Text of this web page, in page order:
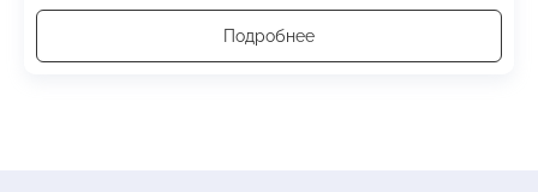
Подробнее